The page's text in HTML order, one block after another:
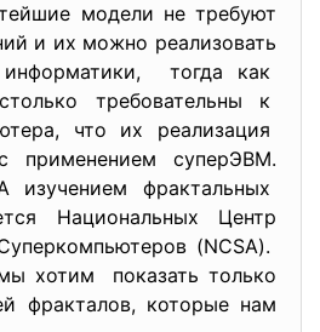
модели не требуют
и их можно реализовать
тогда как
требовательны к
что их реализация
применением суперЭВМ.
фрактальных
Национальных Центр
(NCSA).
хотим показать только
фракталов, которые нам